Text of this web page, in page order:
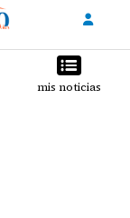
mis noticias